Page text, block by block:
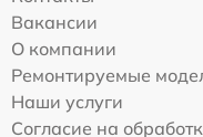
Вакансии
О компании
Ремонтируемые
Наши услуги
Согласие на